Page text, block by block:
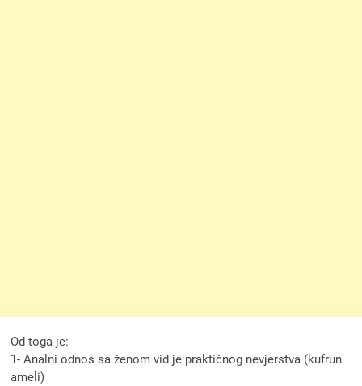
Od toga je:
1- Analni odnos sa ženom vid je praktičnog nevjerstva (kufrun
ameli)